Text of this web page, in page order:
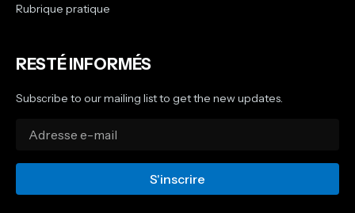
Rubrique pratique
RESTÉ INFORMÉS
Subscribe to our mailing list to get the new updates.